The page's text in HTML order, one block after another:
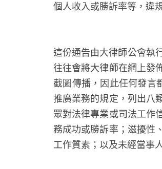
個人收入或勝訴率等，違
這份通告由大律師公會執
往往會將大律師在網上發
截圖傳播，因此任何發言
推廣業務的規定，列出八
眾對法律專業或司法工作
務成功或勝訴率；滋擾性
工作質素；以及未經當事